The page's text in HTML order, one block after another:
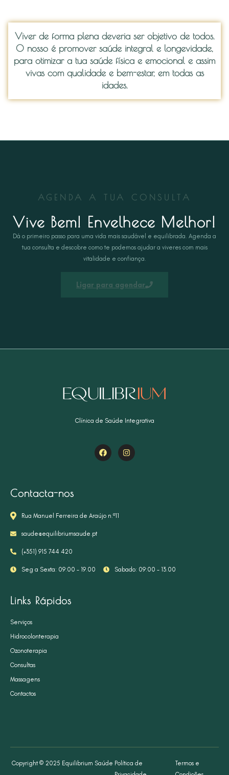
Viver de forma plena deveria ser objetivo de todos.
O nosso é promover saúde integral e longevidade,
para otimizar a tua saúde física e emocional e assim
vivas com qualidade e bem-estar, em todas as
idades.
AGENDA A TUA CONSULTA
Vive Bem! Envelhece Melhor!
Dá o primeiro passo para uma vida mais saudável e equilibrada. Agenda a
tua consulta e descobre como te podemos ajudar a viveres com mais
vitalidade e confiança.
Ligar para agendar
Clínica de Saúde Integrativa
Contacta-nos
Rua Manuel Ferreira de Araújo n.º11
saude@equilibriumsaude.pt
(+351) 915 744 420
Seg a Sexta: 09:00 - 19.00 Sabado: 09:00 - 13.00
Links Rápidos
Serviços
Hidrocolonterapia
Ozonoterapia
Consultas
Massagens
Contactos
Copyright © 2025 Equilibrium Saúde Política de
Termos e